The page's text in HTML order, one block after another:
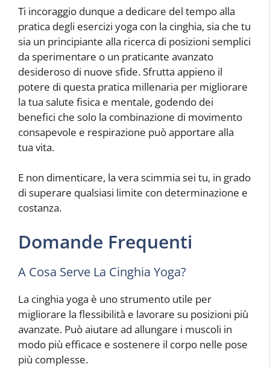
Ti incoraggio dunque a dedicare del tempo alla
pratica degli esercizi yoga con la cinghia, sia che tu
sia un principiante alla ricerca di posizioni semplici
da sperimentare o un praticante avanzato
desideroso di nuove sfide. Sfrutta appieno il
potere di questa pratica millenaria per migliorare
la tua salute fisica e mentale, godendo dei
benefici che solo la combinazione di movimento
consapevole e respirazione può apportare alla
tua vita.
E non dimenticare, la vera scimmia sei tu, in grado
di superare qualsiasi limite con determinazione e
costanza.
Domande Frequenti
A Cosa Serve La Cinghia Yoga?
La cinghia yoga è uno strumento utile per
migliorare la flessibilità e lavorare su posizioni più
avanzate. Può aiutare ad allungare i muscoli in
modo più efficace e sostenere il corpo nelle pose
più complesse.